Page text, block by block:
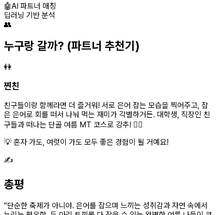
🤖AI 파트너 매칭
딥러닝 기반 분석
👥
누구랑 갈까? (파트너 추천기)
👭
찐친
친구들이랑 함께라면 더 즐거워! 서로 은어 잡는 모습을 찍어주고, 잡
은 은어로 회를 떠서 나눠 먹는 재미가 각별하거든. 대학생, 직장인 친
구들과 떠나는 단골 여름 MT 코스로 강추! 👯‍♀️
💡 혼자 가도, 여럿이 가도 모두 좋은 경험이 될 거예요!
✍️
총평
“단순한 축제가 아니야. 은어를 잡으며 느끼는 성취감과 자연 속에서